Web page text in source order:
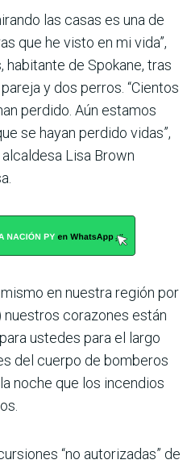
las casas es una de
que he visto en mi vida”,
habitante de Spokane, tras
y dos perros. “Cientos
perdido. Aún estamos
se hayan perdido vidas”,
Lisa Brown
en nuestra región por
nuestros corazones están
ustedes para el largo
del cuerpo de bomberos
noche que los incendios
“no autorizadas” de